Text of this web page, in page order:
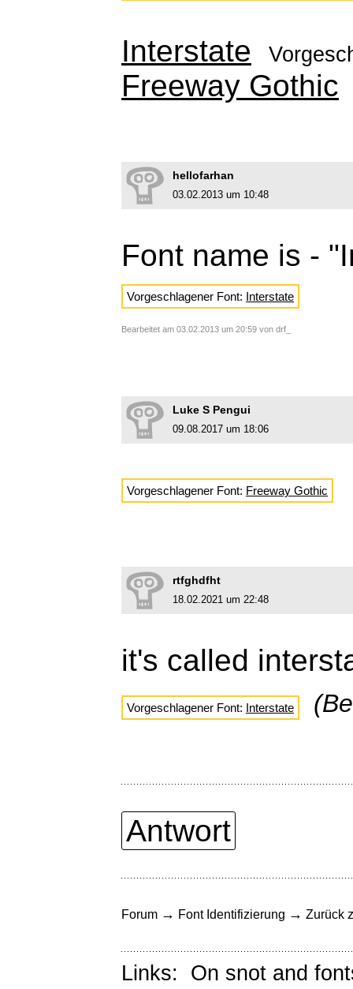
Interstate
Freeway Gothic
hellofarhan
03.02.2013 um 10:48
Font name is -
Vorgeschlagener Font: Interstate
Bearbeitet am 03.02.2013 um 20:59 von drf_
Luke S Pengui
09.08.2017 um 18:06
Vorgeschlagener Font: Freeway Gothic
rtfghdfht
18.02.2021 um 22:48
it's called
Vorgeschlagener Font: Interstate
Antwort
Forum → Font Identifizierung → Zurück
Links: On snot and